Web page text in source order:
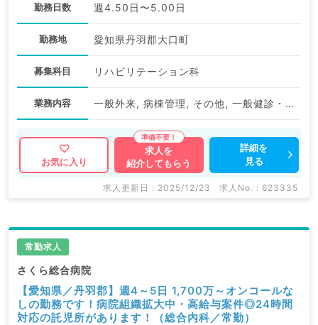
勤務日数 週4.50日〜5.00日
勤務地 愛知県丹羽郡大口町
募集科目 リハビリテーション科
業務内容 一般外来, 病棟管理, その他, 一般健診・人間ドック
お気に入り
求人を
紹介してもらう
詳細を
見る
求人更新日 : 2025/12/23 求人No. : 623335
常勤求人
さくら総合病院
【愛知県／丹羽郡】週4～5日 1,700万～オンコールな
しの勤務です！病院組織拡大中・高給与案件◎24時間
対応の託児所があります！（総合内科／常勤）